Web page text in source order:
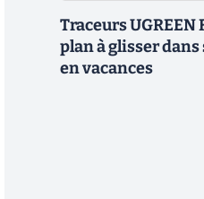
Traceurs UGREEN
plan à glisser
en vacances